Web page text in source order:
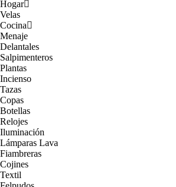
Hogar
Velas
Cocina
Menaje
Delantales
Salpimenteros
Plantas
Incienso
Tazas
Copas
Botellas
Relojes
Iluminación
Lámparas Lava
Fiambreras
Cojines
Textil